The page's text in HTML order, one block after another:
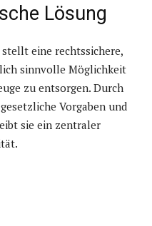
Lösung
stellt eine rechtssichere,
sinnvolle Möglichkeit
zu entsorgen. Durch
Vorgaben und
sie ein zentraler